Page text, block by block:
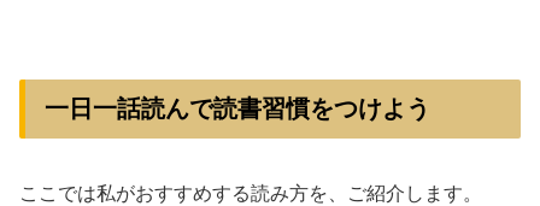
一日一話読んで読書習慣をつけよう
ここでは私がおすすめする読み方を、ご紹介します。